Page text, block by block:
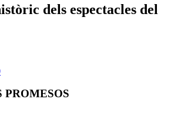
dels espectacles del